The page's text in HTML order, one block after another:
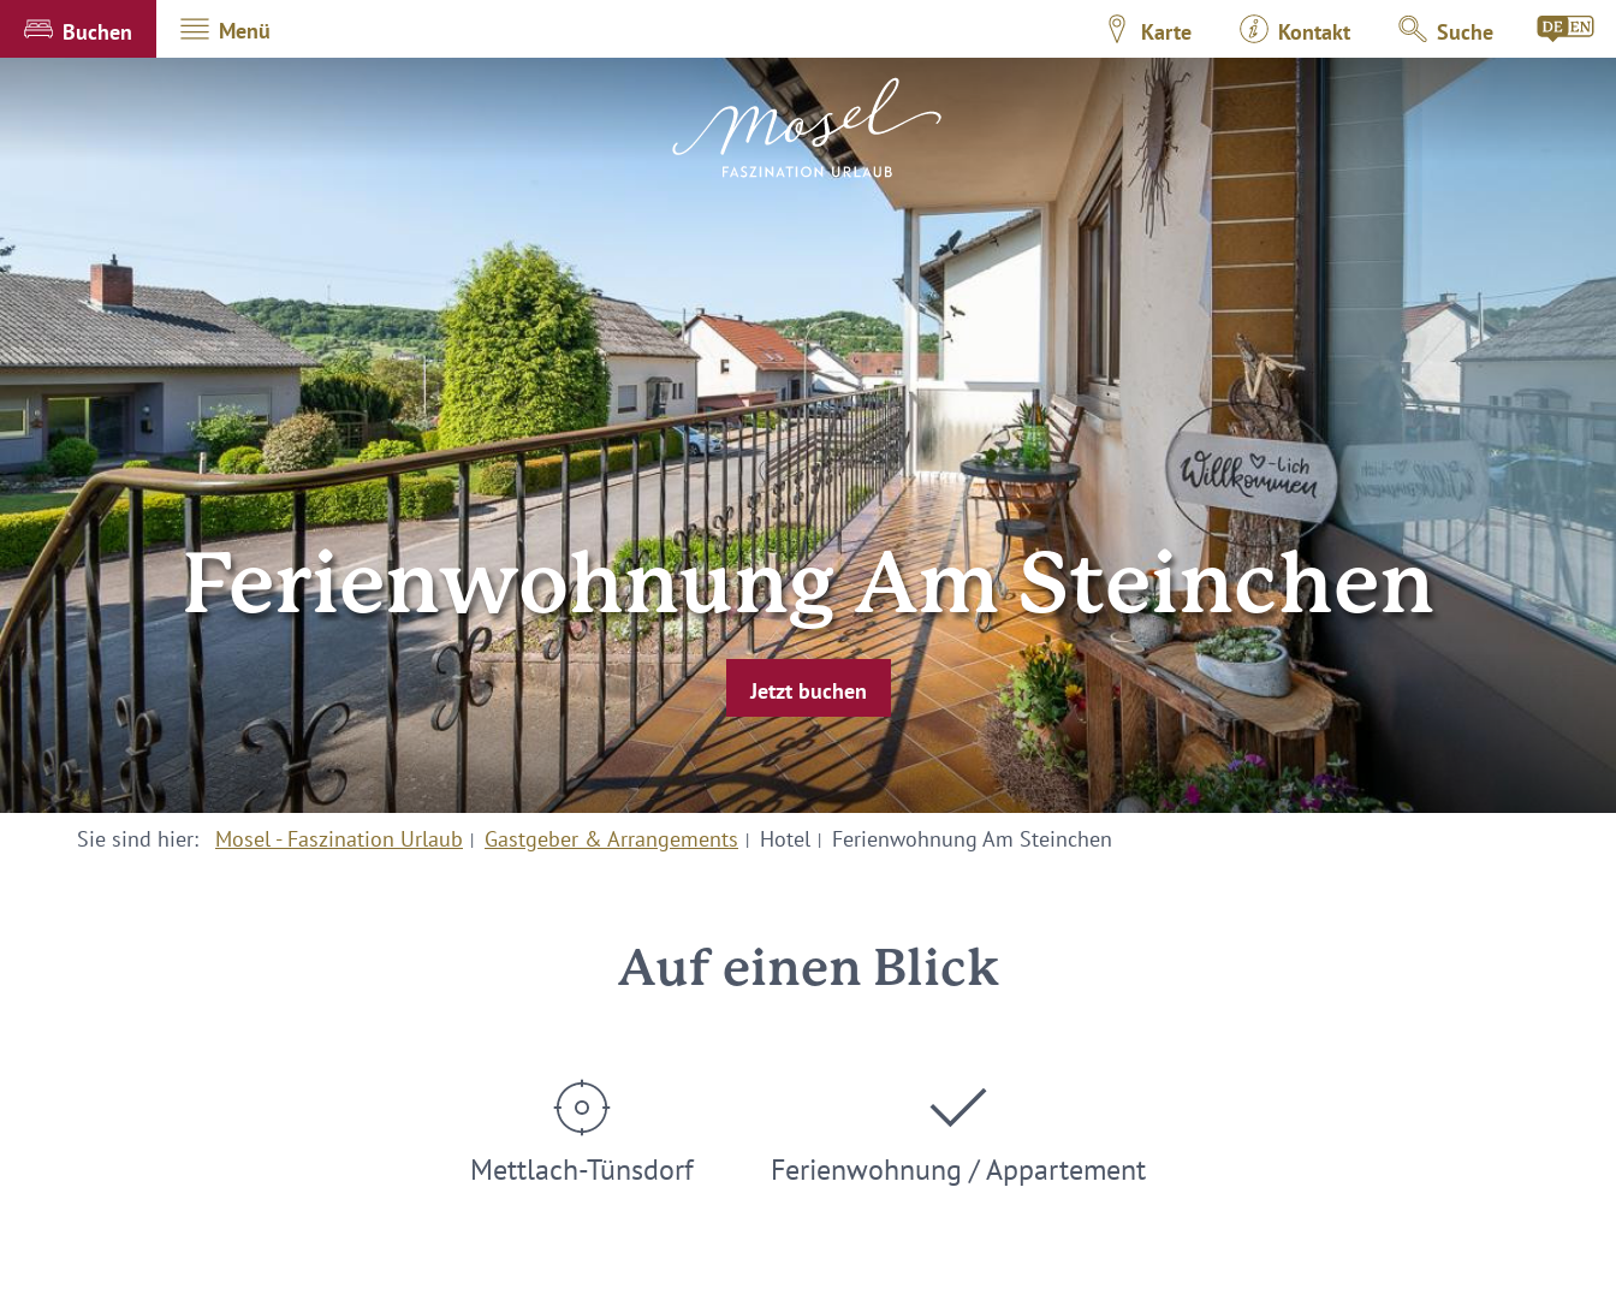
Buchen Menü Karte Kontakt Suche
Ferienwohnung Am Steinchen
Jetzt buchen
Sie sind hier: Mosel - Faszination Urlaub Gastgeber & Arrangements Hotel Ferienwohnung Am Steinchen
Auf einen Blick
Mettlach-Tünsdorf Ferienwohnung / Appartement